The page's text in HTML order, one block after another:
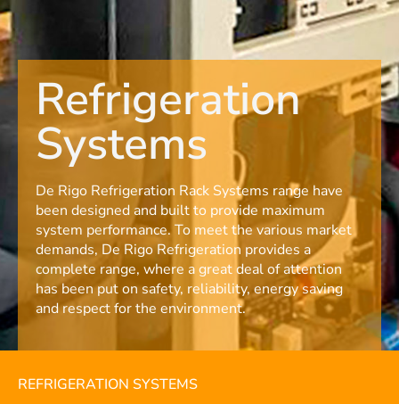
Refrigeration
Systems
De Rigo Refrigeration Rack Systems range have
been designed and built to provide maximum
system performance. To meet the various market
demands, De Rigo Refrigeration provides a
complete range, where a great deal of attention
has been put on safety, reliability, energy saving
and respect for the environment.
REFRIGERATION SYSTEMS